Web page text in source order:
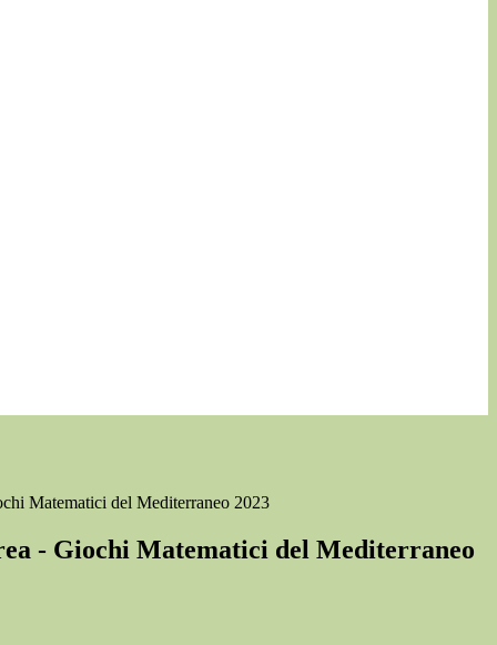
Matematici del Mediterraneo 2023
- Giochi Matematici del Mediterraneo